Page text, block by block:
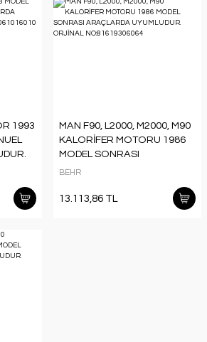
1993
MAN F90, L2000, M2000, M90
KALORİFER MOTORU 1986
MODEL SONRASI
ARAÇLARDA UYUMLUDUR.
BEHR
13.113,86 TL